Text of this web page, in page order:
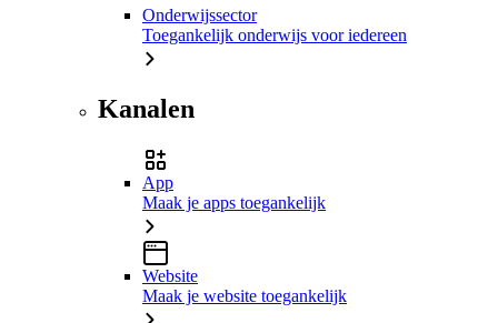
Onderwijssector
Toegankelijk onderwijs voor iedereen
Kanalen
App
Maak je apps toegankelijk
Website
Maak je website toegankelijk